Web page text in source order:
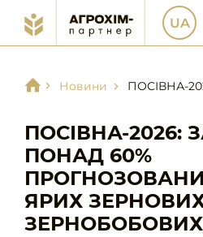
Новини ПОСІВНА-2026: ЗАСІЯНО ПОНАД 60%
ПОСІВНА-2026:
ПОНАД 60%
ЯРИХ
ЗЕРНОБОБОВИХ
UA